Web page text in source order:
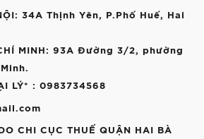
: 34A Thịnh Yên, P.Phố Huế, Hai
MINH: 93A Đường 3/2, phường
LÝ* : 0983734568
CHI CỤC THUẾ QUẬN HAI BÀ